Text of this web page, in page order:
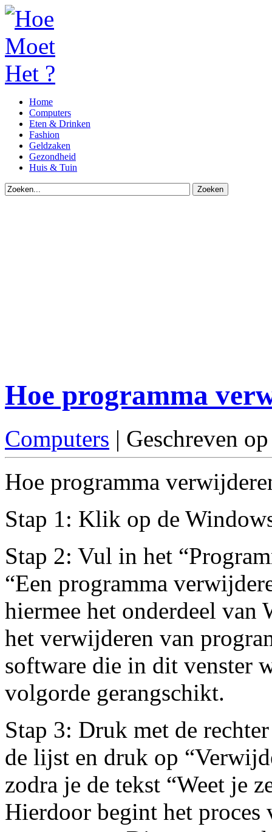
Home
Computers
Eten & Drinken
Fashion
Geldzaken
Gezondheid
Huis & Tuin
Hoe programma
Computers | Geschreven
Hoe programma
Stap 1: Klik op de
Stap 2: Vul in het
“Een programma
hiermee het onderdeel
het verwijderen van
software die in dit venster
volgorde gerangschikt.
Stap 3: Druk met de
de lijst en druk op
zodra je de tekst “Weet je
Hierdoor begint het proces